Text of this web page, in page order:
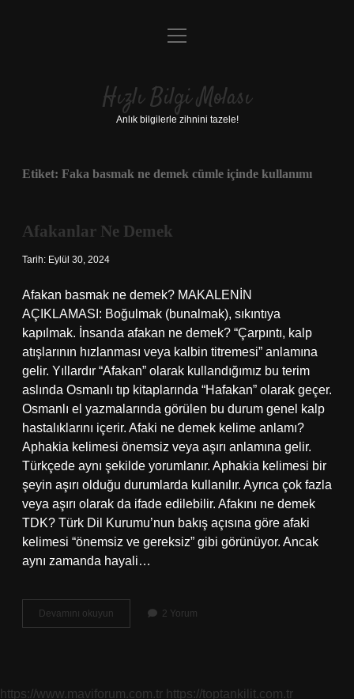
Anasayfa
Yasal Uyarı
menüyü
Hızlı Bilgi Molası
Anlık bilgilerle zihnini tazele!
Etiket: Faka basmak ne demek cümle içinde kullanımı
Afakanlar Ne Demek
Tarih: Eylül 30, 2024
Afakan basmak ne demek? MAKALENİN
AÇIKLAMASI: Boğulmak (bunalmak), sıkıntıya
kapılmak. İnsanda afakan ne demek? “Çarpıntı, kalp
atışlarının hızlanması veya kalbin titremesi” anlamına
gelir. Yıllardır “Afakan” olarak kullandığımız bu terim
aslında Osmanlı tıp kitaplarında “Hafakan” olarak geçer.
Osmanlı el yazmalarında görülen bu durum genel kalp
hastalıklarını içerir. Afaki ne demek kelime anlamı?
Aphakia kelimesi önemsiz veya aşırı anlamına gelir.
Türkçede aynı şekilde yorumlanır. Aphakia kelimesi bir
şeyin aşırı olduğu durumlarda kullanılır. Ayrıca çok fazla
veya aşırı olarak da ifade edilebilir. Afakını ne demek
TDK? Türk Dil Kurumu’nun bakış açısına göre afaki
kelimesi “önemsiz ve gereksiz” gibi görünüyor. Ancak
aynı zamanda hayali…
Devamını okuyun Afakanlar
Ne
2 Yorum
https://www.maviforum.com.tr https://toptankilit.com.tr